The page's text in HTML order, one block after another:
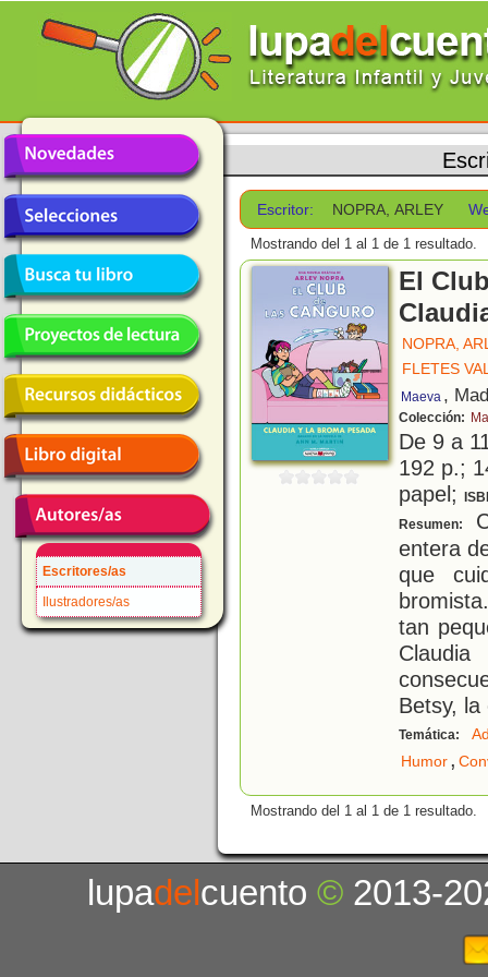
Escritores/as
Ilustradores/as
Escritor: NOPRA, ARLEY
Mostrando del 1 al 1 de 1 resultado.
El
NOPRA,
FLETES
Maeva ,
Colección:
De 9 a
192 p.;
papel;
Resumen:
entera
que
tan
Betsy,
Temática:
Humor,
Mostrando del 1 al 1 de 1 resultado.
lupadelcuento© 2013-